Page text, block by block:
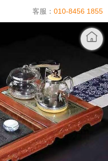
客服： 010-8456 1855